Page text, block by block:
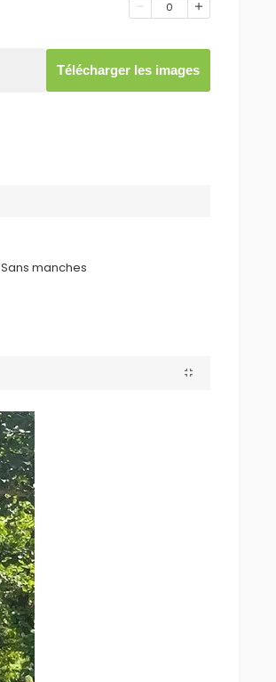
0
Télécharger les images
Sans manches